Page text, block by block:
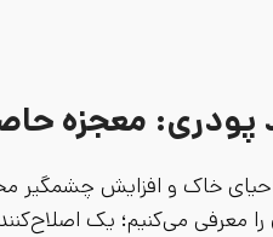
معجزه
احیای خاک و افزایش
را معرفی می‌کنیم؛ یک